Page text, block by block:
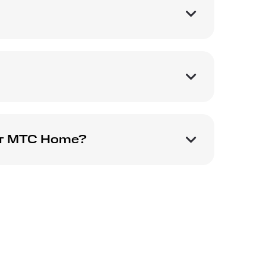
МТС Home?